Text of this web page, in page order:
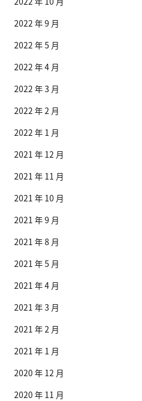
2022 年 9 月
2022 年 5 月
2022 年 4 月
2022 年 3 月
2022 年 2 月
2022 年 1 月
2021 年 12 月
2021 年 11 月
2021 年 10 月
2021 年 9 月
2021 年 8 月
2021 年 5 月
2021 年 4 月
2021 年 3 月
2021 年 2 月
2021 年 1 月
2020 年 12 月
2020 年 11 月